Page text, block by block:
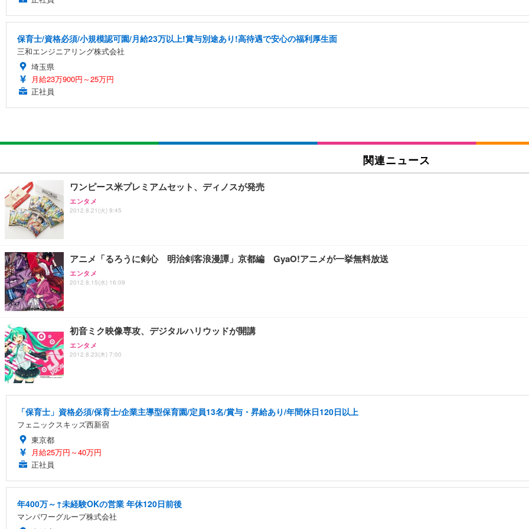
保育士/資格必須/小規模認可園/月給23万以上!賞与別途あり!高待遇で安心の福利厚生面
三和エンジニアリング株式会社
埼玉県
月給23万900円～25万円
正社員
関連ニュース
ワンピース米プレミアムセット、ディノスが発売
エンタメ
2012.8.21(火) 9:45
アニメ「るろうに剣心 明治剣客浪漫譚」京都編 GyaO!アニメが一挙無料放送
エンタメ
2012.8.15(水) 16:09
初音ミク映像専攻、デジタルハリウッドが開講
エンタメ
2012.8.23(木) 7:00
「保育士」資格必須/保育士/企業主導型保育園/定員13名/賞与・昇給あり/年間休日120日以上
フェニックスキッズ西新宿
東京都
月給25万円～40万円
正社員
年400万～↑未経験OKの営業 年休120日前後
マンパワーグループ株式会社